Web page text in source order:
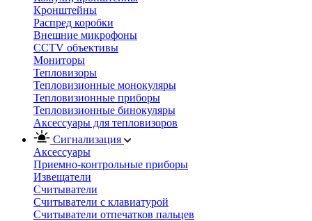
Кронштейны
Распред коробки
Внешние микрофоны
CCTV объективы
Мониторы
Тепловизоры
Тепловизионные монокуляры
Тепловизионные приборы
Тепловизионные бинокуляры
Аксессуары для тепловизоров
Сигнализация
Аксессуары
Приемно-контрольные приборы
Извещатели
Считыватели
Cчитыватели с клавиатурой
Cчитыватели отпечатков пальцев